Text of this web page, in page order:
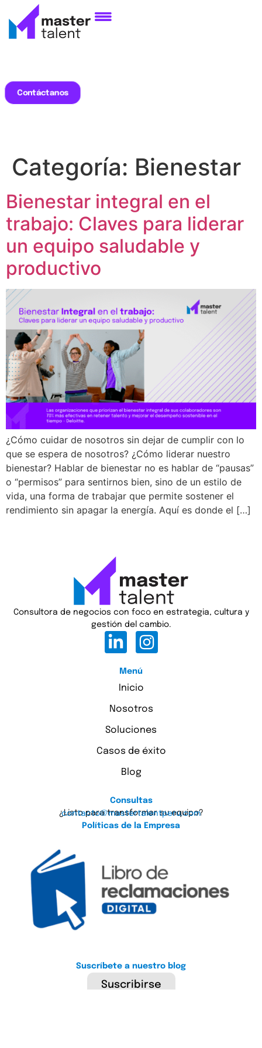
Contáctanos
Inicio
Nosotros
Soluciones
Categoría: Bienestar
Bienestar integral en el
trabajo: Claves para liderar
un equipo saludable y
productivo
¿Cómo cuidar de nosotros sin dejar de cumplir con lo
que se espera de nosotros? ¿Cómo liderar nuestro
bienestar? Hablar de bienestar no es hablar de “pausas”
o “permisos” para sentirnos bien, sino de un estilo de
vida, una forma de trabajar que permite sostener el
rendimiento sin apagar la energía. Aquí es donde el […]
Consultora de negocios con foco en estrategia, cultura y
gestión del cambio.
Menú
Inicio
Nosotros
Soluciones
Casos de éxito
Blog
Consultas
¿Listo para transformar su equipo?
contacto@mastertalentperu.com
Políticas de la Empresa
Suscríbete a nuestro blog
Suscribirse